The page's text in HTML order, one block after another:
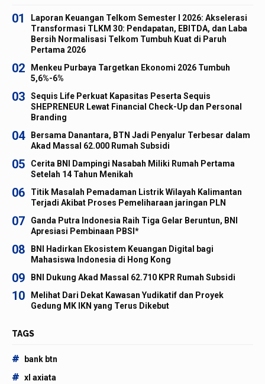
01
Laporan Keuangan Telkom Semester I 2026: Akselerasi
Transformasi TLKM 30: Pendapatan, EBITDA, dan Laba
Bersih Normalisasi Telkom Tumbuh Kuat di Paruh
Pertama 2026
02
Menkeu Purbaya Targetkan Ekonomi 2026 Tumbuh
5,6%-6%
03
Sequis Life Perkuat Kapasitas Peserta Sequis
SHEPRENEUR Lewat Financial Check-Up dan Personal
Branding
04
Bersama Danantara, BTN Jadi Penyalur Terbesar dalam
Akad Massal 62.000 Rumah Subsidi
05
Cerita BNI Dampingi Nasabah Miliki Rumah Pertama
Setelah 14 Tahun Menikah
06
Titik Masalah Pemadaman Listrik Wilayah Kalimantan
Terjadi Akibat Proses Pemeliharaan jaringan PLN
07
Ganda Putra Indonesia Raih Tiga Gelar Beruntun, BNI
Apresiasi Pembinaan PBSI*
08
BNI Hadirkan Ekosistem Keuangan Digital bagi
Mahasiswa Indonesia di Hong Kong
09 BNI Dukung Akad Massal 62.710 KPR Rumah Subsidi
10
Melihat Dari Dekat Kawasan Yudikatif dan Proyek
Gedung MK IKN yang Terus Dikebut
TAGS
# bank btn
# xl axiata